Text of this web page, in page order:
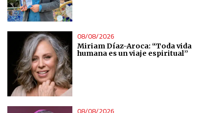
08/08/2026
Miriam Díaz-Aroca: “Toda vida
humana es un viaje espiritual”
08/08/2026